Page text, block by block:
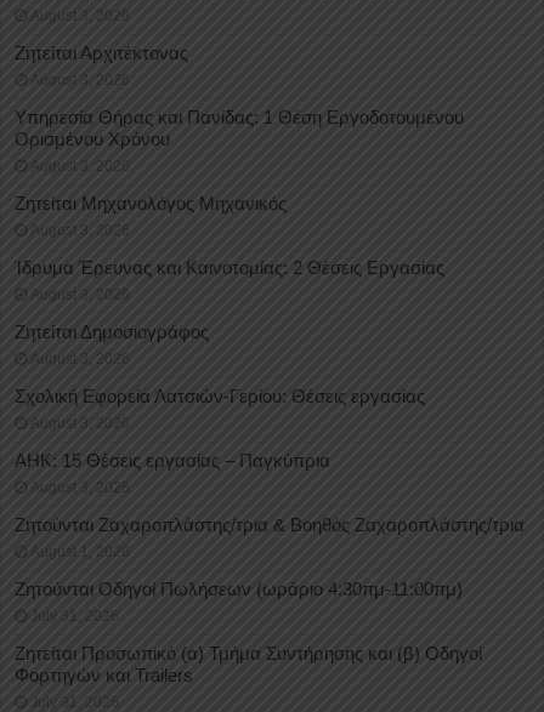
August 3, 2026
Ζητείται Αρχιτέκτονας
August 3, 2026
Υπηρεσία Θήρας και Πανίδας: 1 Θέση Eργοδοτουμένου
Oρισμένου Xρόνου
August 3, 2026
Ζητείται Μηχανολόγος Μηχανικός
August 3, 2026
Ίδρυμα Έρευνας και Καινοτομίας: 2 Θέσεις Εργασίας
August 3, 2026
Ζητείται Δημοσιογράφος
August 3, 2026
Σχολική Εφορεία Λατσιών-Γερίου: Θέσεις εργασίας
August 3, 2026
ΑΗΚ: 15 Θέσεις εργασίας – Παγκύπρια
August 3, 2026
Ζητούνται Ζαχαροπλάστης/τρια & Βοηθός Ζαχαροπλάστης/τρια
August 1, 2026
Ζητούνται Οδηγοί Πωλήσεων (ωράριο 4:30πμ-11:00πμ)
July 31, 2026
Ζητείται Προσωπικό (α) Τμήμα Συντήρησης και (β) Οδηγοί
Φορτηγών και Trailers
July 31, 2026